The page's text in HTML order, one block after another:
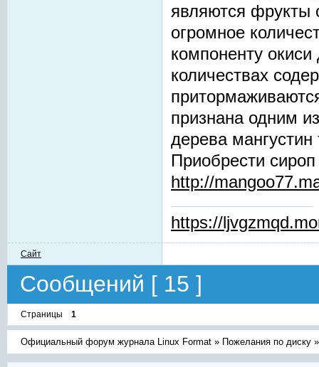
являются фрукты
огромное
компоненту
количествах
признана одним
дерева
Приобрести
http://
https://
Сайт
Сообщений [ 15 ]
Страницы 1
Официальный форум журнала Linux Format » Пожелания по диску